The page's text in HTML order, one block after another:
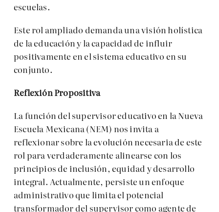
escuelas.
Este rol ampliado demanda una visión holística
de la educación y la capacidad de influir
positivamente en el sistema educativo en su
conjunto.
Reflexión Propositiva
La función del supervisor educativo en la Nueva
Escuela Mexicana (NEM) nos invita a
reflexionar sobre la evolución necesaria de este
rol para verdaderamente alinearse con los
principios de inclusión, equidad y desarrollo
integral. Actualmente, persiste un enfoque
administrativo que limita el potencial
transformador del supervisor como agente de